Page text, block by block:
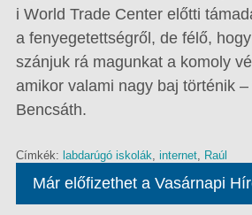
i World Trade Center előtti
a fenyegetettségről, de félő,
szánjuk rá magunkat a komoly
amikor valami nagy baj történik
Bencsáth.
Címkék: labdarúgó iskolák, internet, Raúl
Már előfizethet a Vasárnapi